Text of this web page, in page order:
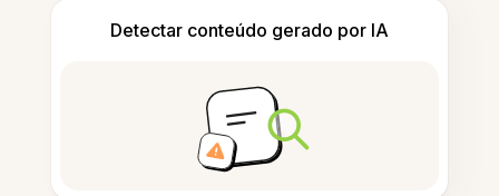
Detectar conteúdo gerado por IA